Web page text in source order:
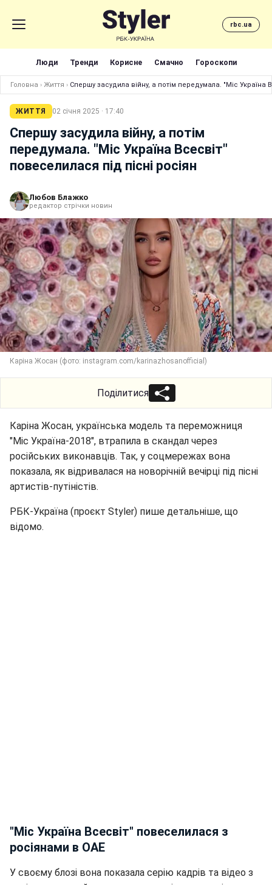
rbc.ua
Люди Тренди Корисне Смачно Гороскопи
Головна › Життя › Спершу засудила війну, а потім передумала. "Міс Україна
ЖИТТЯ 02 січня 2025 · 17:40
Спершу засудила війну, а потім
передумала. "Міс Україна Всесвіт"
повеселилася під пісні росіян
Любов Блажко
редактор стрічки новин
Каріна Жосан (фото: instagram.com/karinazhosanofficial)
Поділитися
Каріна Жосан, українська модель та переможниця
"Міс Україна-2018", втрапила в скандал через
російських виконавців. Так, у соцмережах вона
показала, як відривалася на новорічній вечірці під пісні
артистів-путіністів.
РБК-Україна (проєкт Styler) пише детальніше, що
відомо.
"Міс Україна Всесвіт" повеселилася з
росіянами в ОАЕ
У своєму блозі вона показала серію кадрів та відео з